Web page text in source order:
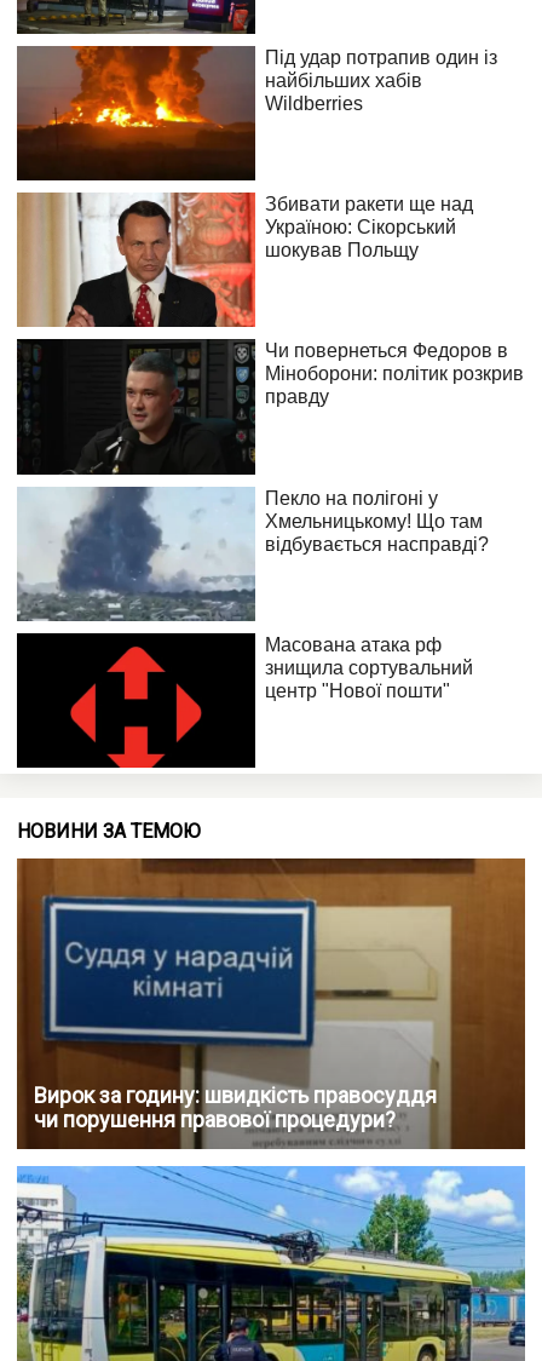
НОВИНИ ЗА ТЕМОЮ
Вирок за годину: швидкість правосуддя
чи порушення правової процедури?